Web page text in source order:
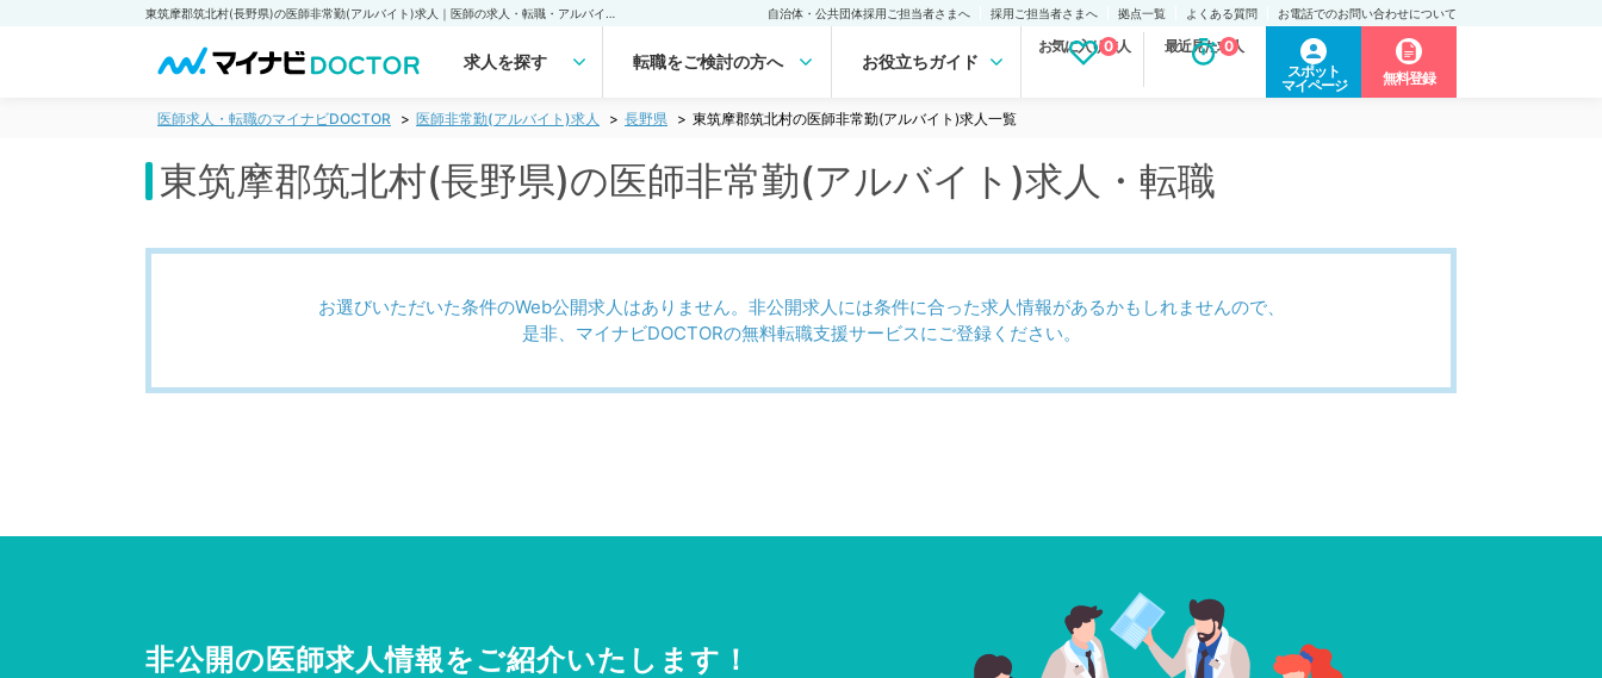
自治体・公共団体採用ご担当者さまへ 採用ご担当者さまへ 拠点一覧 よくある質問 お電話でのお問い合わせについて
求人を探す 転職をご検討の方へ お役立ちガイド
お気に入り求人
0 最近見た求人
0
スポット
マイページ
無料登録
医師求人・転職のマイナビDOCTOR 医師非常勤(アルバイト)求人 長野県 東筑摩郡筑北村の医師非常勤(アルバイト)求人一覧
東筑摩郡筑北村(長野県)の医師非常勤(アルバイト)求人・転職
お選びいただいた条件のWeb公開求人はありません。非公開求人には条件に合った求人情報があるかもしれませんので、
是非、マイナビDOCTORの無料転職支援サービスにご登録ください。
非公開の医師求人情報をご紹介いたします！